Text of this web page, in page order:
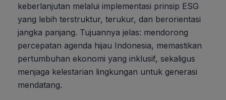
keberlanjutan melalui implementasi prinsip ESG
yang lebih terstruktur, terukur, dan berorientasi
jangka panjang. Tujuannya jelas: mendorong
percepatan agenda hijau Indonesia, memastikan
pertumbuhan ekonomi yang inklusif, sekaligus
menjaga kelestarian lingkungan untuk generasi
mendatang.